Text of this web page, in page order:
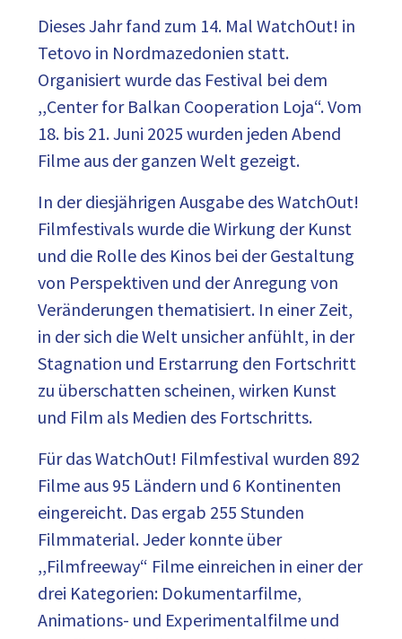
Dieses Jahr fand zum 14. Mal WatchOut! in
Tetovo in Nordmazedonien statt.
Organisiert wurde das Festival bei dem
,,Center for Balkan Cooperation Loja“. Vom
18. bis 21. Juni 2025 wurden jeden Abend
Filme aus der ganzen Welt gezeigt.
In der diesjährigen Ausgabe des WatchOut!
Filmfestivals wurde die Wirkung der Kunst
und die Rolle des Kinos bei der Gestaltung
von Perspektiven und der Anregung von
Veränderungen thematisiert. In einer Zeit,
in der sich die Welt unsicher anfühlt, in der
Stagnation und Erstarrung den Fortschritt
zu überschatten scheinen, wirken Kunst
und Film als Medien des Fortschritts.
Für das WatchOut! Filmfestival wurden 892
Filme aus 95 Ländern und 6 Kontinenten
eingereicht. Das ergab 255 Stunden
Filmmaterial. Jeder konnte über
,,Filmfreeway“ Filme einreichen in einer der
drei Kategorien: Dokumentarfilme,
Animations- und Experimentalfilme und